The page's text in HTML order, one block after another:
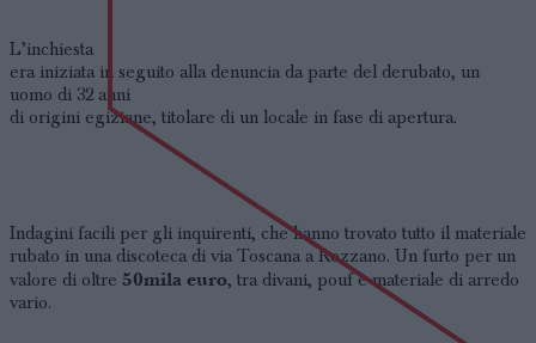
L’inchiesta
era iniziata in seguito alla denuncia da parte del derubato, un
uomo di 32 anni
di origini egiziane, titolare di un locale in fase di apertura.
Indagini facili per gli inquirenti, che hanno trovato tutto il materiale
rubato in una discoteca di via Toscana a Rozzano. Un furto per un
valore di oltre 50mila euro, tra divani, pouf e materiale di arredo
vario.